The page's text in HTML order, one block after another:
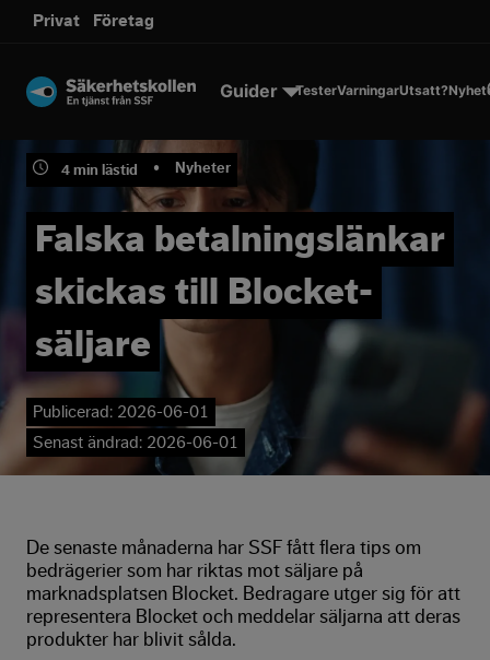
sms.
Privat Företag
Guider TesterVarningarUtsatt?
4 min lästid • Nyheter
Falska betalningslänkar
skickas till Blocket-
säljare
Publicerad: 2026-06-01
Senast ändrad: 2026-06-01
De senaste månaderna har SSF fått flera tips om
bedrägerier som har riktas mot säljare på
marknadsplatsen Blocket. Bedragare utger sig för att
representera Blocket och meddelar säljarna att deras
produkter har blivit sålda.